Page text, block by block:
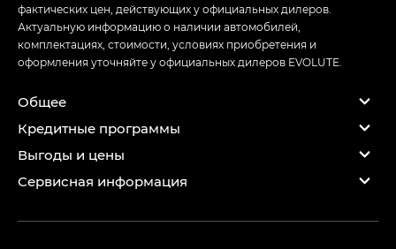
фактических цен, действующих у официальных дилеров.
Актуальную информацию о наличии автомобилей,
комплектациях, стоимости, условиях приобретения и
оформления уточняйте у официальных дилеров EVOLUTE.
Общее
Кредитные программы
Выгоды и цены
Сервисная информация